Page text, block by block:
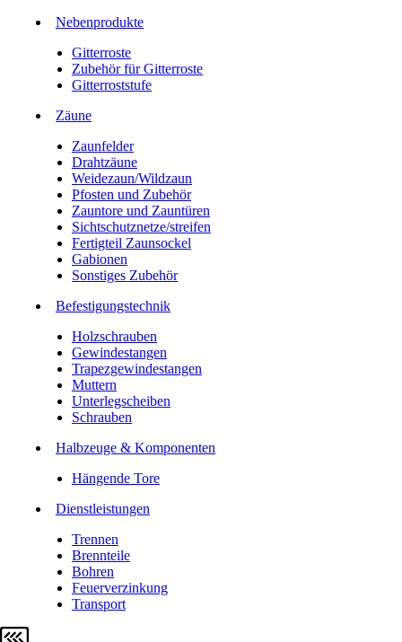
Nebenprodukte
Gitterroste
Zubehör für Gitterroste
Gitterroststufe
Zäune
Zaunfelder
Drahtzäune
Weidezaun/Wildzaun
Pfosten und Zubehör
Zauntore und Zauntüren
Sichtschutznetze/streifen
Fertigteil Zaunsockel
Gabionen
Sonstiges Zubehör
Befesti­gungstechnik
Holzschrauben
Gewindestangen
Trapezgewindestangen
Muttern
Unterlegscheiben
Schrauben
Halbzeuge & Komponenten
Hängende Tore
Dienstleistungen
Trennen
Brennteile
Bohren
Feuerverzinkung
Transport